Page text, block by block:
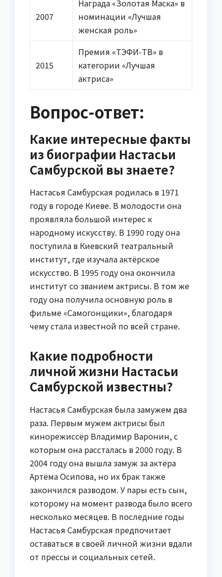
2007
Награда «Золотая Маска» в
номинации «Лучшая
женская роль»
2015
Премия «ТЭФИ-ТВ» в
категории «Лучшая
актриса»
Вопрос-ответ:
Какие интересные факты
из биографии Настасьи
Самбурской вы знаете?
Настасья Самбурская родилась в 1971
году в городе Киеве. В молодости она
проявляла большой интерес к
народному искусству. В 1990 году она
поступила в Киевский театральный
институт, где изучала актёрское
искусство. В 1995 году она окончила
институт со званием актрисы. В том же
году она получила основную роль в
фильме «Самогонщики», благодаря
чему стала известной по всей стране.
Какие подробности
личной жизни Настасьи
Самбурской известны?
Настасья Самбурская была замужем два
раза. Первым мужем актрисы был
кинорежиссёр Владимир Варонин, с
которым она рассталась в 2000 году. В
2004 году она вышла замуж за актёра
Артёма Осипова, но их брак также
закончился разводом. У пары есть сын,
которому на момент развода было всего
несколько месяцев. В последние годы
Настасья Самбурская предпочитает
оставаться в своей личной жизни вдали
от прессы и социальных сетей.